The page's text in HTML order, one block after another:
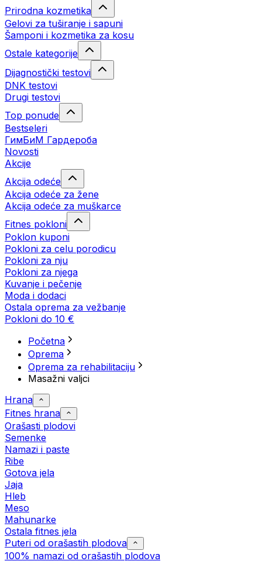
Prirodna kozmetika
Gelovi za tuširanje i sapuni
Šamponi i kozmetika za kosu
Ostale kategorije
Dijagnostički testovi
DNK testovi
Drugi testovi
Top ponude
Bestseleri
ГимБиМ Гардeробa
Novosti
Akcije
Akcija odeće
Akcija odeće za žene
Akcija odeće za muškarce
Fitnes pokloni
Poklon kuponi
Pokloni za celu porodicu
Pokloni za nju
Pokloni za njega
Kuvanje i pečenje
Moda i dodaci
Ostala oprema za vežbanje
Pokloni do 10 €
Početna
Oprema
Oprema za rehabilitaciju
Masažni valjci
Hrana
Fitnes hrana
Orašasti plodovi
Semenke
Namazi i paste
Ribe
Gotova jela
Јаја
Hleb
Meso
Mahunarke
Ostala fitnes jela
Puteri od orašastih plodova
100% namazi od orašastih plodova